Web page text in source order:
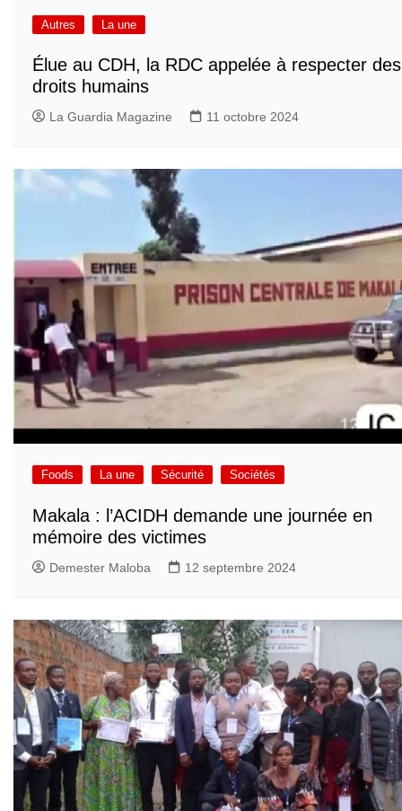
Autres La une
Élue au CDH, la RDC appelée à respecter des
droits humains
La Guardia Magazine 11 octobre 2024
Foods La une Sécurité Sociétés
Makala : l’ACIDH demande une journée en
mémoire des victimes
Demester Maloba 12 septembre 2024